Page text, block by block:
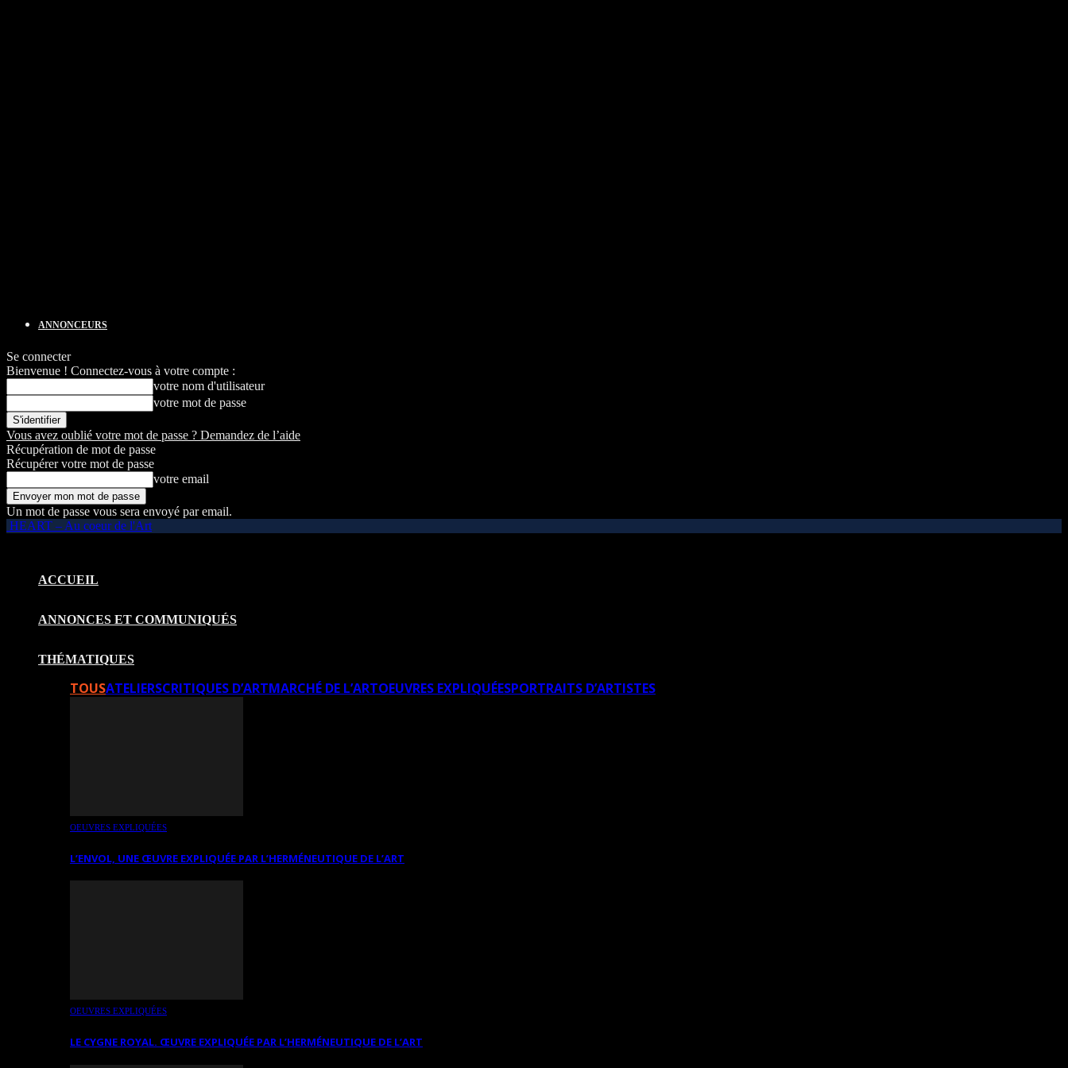
ANNONCEURS
Se connecter
Bienvenue ! Connectez-vous à votre compte :
votre nom d'utilisateur
votre mot de passe
Vous avez oublié votre mot de passe ? Demandez de l’aide
Récupération de mot de passe
Récupérer votre mot de passe
votre email
Un mot de passe vous sera envoyé par email.
HEART – Au coeur de l'Art
ACCUEIL
ANNONCES ET COMMUNIQUÉS
THÉMATIQUES
TOUSATELIERSCRITIQUES D’ARTMARCHÉ DE L’ARTOEUVRES EXPLIQUÉESPORTRAITS D’ARTISTES
OEUVRES EXPLIQUÉES
L’ENVOL, UNE ŒUVRE EXPLIQUÉE PAR L’HERMÉNEUTIQUE DE L’ART
OEUVRES EXPLIQUÉES
LE CYGNE ROYAL. ŒUVRE EXPLIQUÉE PAR L’HERMÉNEUTIQUE DE L’ART